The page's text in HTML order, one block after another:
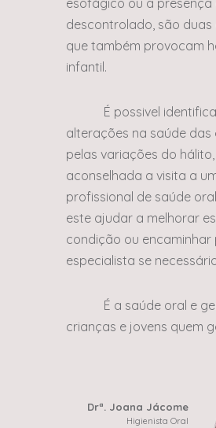
esofágico ou a presença
descontrolado, são duas
que também provocam
infantil.
É possivel
alterações na saúde das
pelas variações do
aconselhada a visita a
profissional de saúde
este ajudar a melhorar
condição ou
especialista se
É a saúde oral e
crianças e jovens quem
Drª. Joana Jácome
Higienista Oral